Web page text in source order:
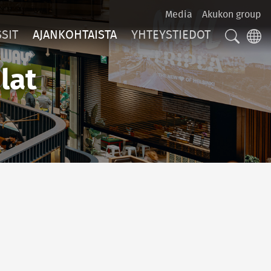
AJANKOHTAISTA
YHTEYSTIEDOT
HAKU
Media Akukon group